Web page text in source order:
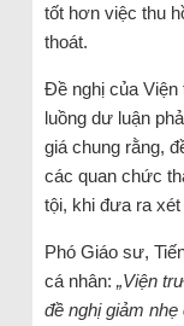
tốt hơn việc thu
thoát.
Đề nghị của Viện
luồng dư luận
giá chung rằng,
các quan chức
tội, khi đưa ra
Phó Giáo sư,
cá nhân: „Viện
đề nghị giảm nhẹ